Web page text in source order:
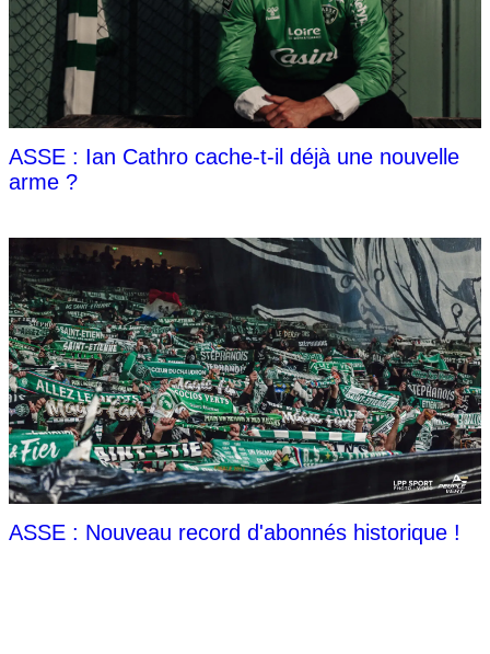
ASSE : Ian Cathro cache-t-il déjà une nouvelle
arme ?
ASSE : Nouveau record d'abonnés historique !